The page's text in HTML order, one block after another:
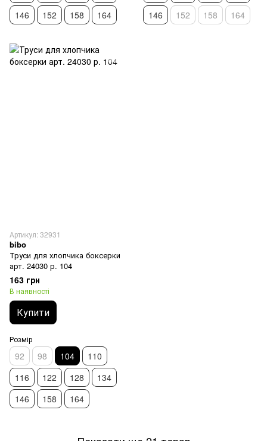
146
152 158 164
146
152 158 164
Артикул: 32931
bibo
Труси для хлопчика боксерки
арт. 24030 р. 104
163 грн
В наявності
Купити
Розмір
92 98 104
110
116
122 128
134
146
158 164